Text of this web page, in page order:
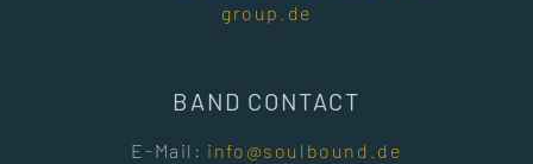
group.de
BAND CONTACT
E-Mail: info@soulbound.de